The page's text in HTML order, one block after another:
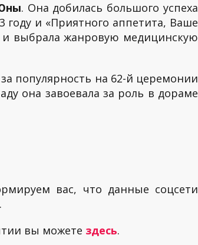
. Она добилась большого успеха
году и «Приятного аппетита, Ваше
и выбрала жанровую медицинскую
популярность на 62-й церемонии
она завоевала за роль в дораме
вас, что данные соцсети
вы можете здесь.